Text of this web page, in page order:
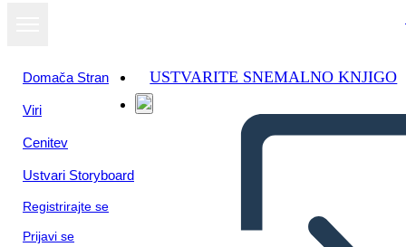
Domača Stran
Viri
Cenitev
Ustvari Storyboard
Registrirajte se
Prijavi se
USTVARITE SNEMALNO KNJIGO